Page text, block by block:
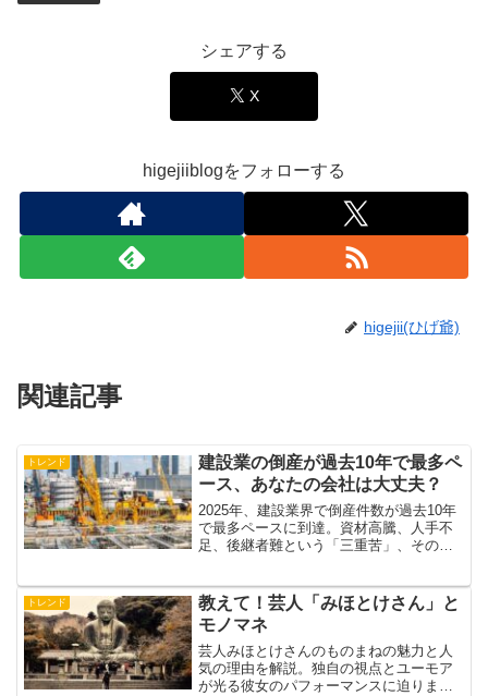
シェアする
X
higejiiblogをフォローする
higejii(ひげ爺)
関連記事
トレンド
建設業の倒産が過去10年で最多ペ
ース、あなたの会社は大丈夫？
2025年、建設業界で倒産件数が過去10年
で最多ペースに到達。資材高騰、人手不
足、後継者難という「三重苦」、その本
人がこの荒波をどう乗り越えるかを徹底
解説。
トレンド
教えて！芸人「みほとけさん」と
モノマネ
芸人みほとけさんのものまねの魅力と人
気の理由を解説。独自の視点とユーモア
が光る彼女のパフォーマンスに迫りま